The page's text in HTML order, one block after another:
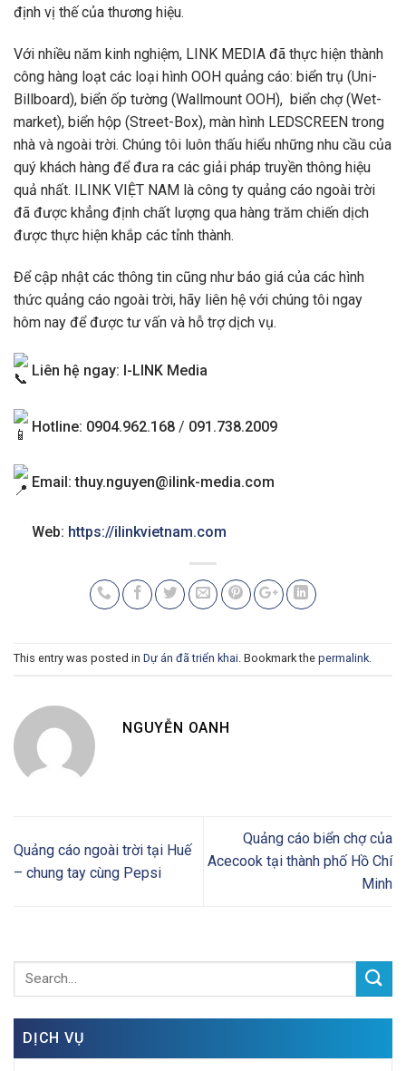
định vị thế của thương hiệu.
Với nhiều năm kinh nghiệm, LINK MEDIA đã thực hiện thành
công hàng loạt các loại hình OOH quảng cáo: biển trụ (Uni-
Billboard), biển ốp tường (Wallmount OOH), biển chợ (Wet-
market), biển hộp (Street-Box), màn hình LEDSCREEN trong
nhà và ngoài trời. Chúng tôi luôn thấu hiểu những nhu cầu của
quý khách hàng để đưa ra các giải pháp truyền thông hiệu
quả nhất. ILINK VIỆT NAM là công ty quảng cáo ngoài trời
đã được khẳng định chất lượng qua hàng trăm chiến dịch
được thực hiện khắp các tỉnh thành.
Để cập nhật các thông tin cũng như báo giá của các hình
thức quảng cáo ngoài trời, hãy liên hệ với chúng tôi ngay
hôm nay để được tư vấn và hỗ trợ dịch vụ.
Liên hệ ngay: I-LINK Media
Hotline: 0904.962.168 / 091.738.2009
Email:thuy.nguyen@ilink-media.com
Web: https://ilinkvietnam.com
This entry was posted in Dự án đã triển khai. Bookmark the permalink.
NGUYỄN OANH
Quảng cáo ngoài trời tại Huế
– chung tay cùng Pepsi
Quảng cáo biển chợ của
Acecook tại thành phố Hồ Chí
Minh
DỊCH VỤ